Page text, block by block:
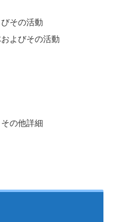
その活動
よびその活動
の他詳細